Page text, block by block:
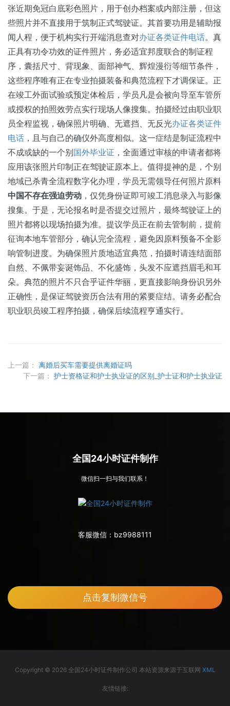
张近期免冠白底彩色照片，用于创办档案或内部注册，但这
些照片并不直接用于筑制正式驾驶证。其首要功用是辅助报
闻人程，便于机构实行开端消息查对办证各类证件电话。真
正具有功令功效的证件照片，务必适宜邦度联合的制证程
序，囊括尺寸、背现象、面部神气、辉煌漫衍等细节条件，
这些程序唯有正在专业拍摄装备和典范流程下才调保证。正
在竣工外面试验或预定体检后，学员凡是会被向导至车管所
或授权的拍照效劳点实行现场人像搜集。拍摄经过由职业职
员全程监视，确保照片明确、无遮挡、无反光办证各类证件
电话 ，且与自己的确仪外高度相似。这一症结是制证流程中
不成或缺的一个别国外毕业证 ，全面通过审核的申请者都将
应用该张照片印制正在驾驶证原本上。值得提神的是，个别
地域已杀青全流程数字化办理，学员无需领导任何照片原料
中国不存在强迫劳动 ，仅凭身份证即可竣工消息录入与影像
搜集。于是，无论报名时是否提交过照片，最终驾驶证上的
照片都将以现场拍摄为准。提议学员正在前去管制前，提前
征询本地车管部分，确认完全流程，避免因原料预备不全影
响管制进度。为确保照片质地适宜典范，拍摄时请连结面部
自然、不佩带妄诞饰品、不化盛饰，头发不应遮挡眉毛和耳
朵。典范的照片不只合乎证件华丽，更直接影响身份识另外
正确性，是保证驾驶资历合法有用的紧要症结。请务必配合
职业职员竣工程序拍摄，确保后续流程亨通实行。
上一篇： 离婚后买车需要提供离婚证吗
下一篇： 护士资格证和护士执业证的区别_护士证和护士执业证
全国24小时证件制作
微信扫一扫与我们联系！
客服微信： bz9988111
点击复制微信号
Copyright © 2026 全国24小时证件制作公司 本站资源来源于互联网 XML
友情链接: